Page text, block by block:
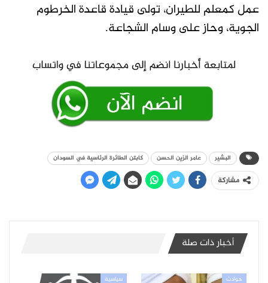
عمل كمعلم للطيران، تولى قيادة قاعدة الخرطوم
الجوية، وحاز على وسام الشجاعة.
البشير عامر الزين الحسن كابتن الطائرة الرئاسية في السودان
مشاركة
أخبار ذات صلة
حوادث سياسية